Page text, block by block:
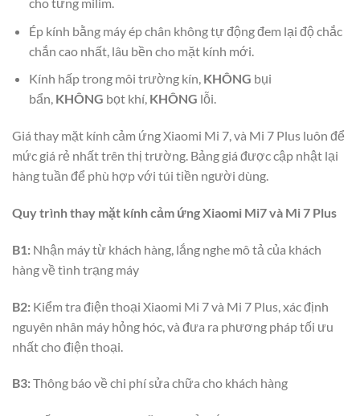
Ép kính bằng máy ép chân không tự động đem lại độ chắc
chắn cao nhất, lâu bền cho mặt kính mới.
Kính hấp trong môi trường kín, KHÔNG bụi
bẩn,KHÔNG bọt khí, KHÔNG lỗi.
Giá thay mặt kính cảm ứng Xiaomi Mi 7, và Mi 7 Plus luôn để
mức giá rẻ nhất trên thị trường. Bảng giá được cập nhật lại
hàng tuần để phù hợp với túi tiền người dùng.
Quy trình thay mặt kính cảm ứng Xiaomi Mi7 và Mi 7 Plus
B1: Nhận máy từ khách hàng, lắng nghe mô tả của khách
hàng về tình trạng máy
B2: Kiểm tra điện thoại Xiaomi Mi 7 và Mi 7 Plus, xác định
nguyên nhân máy hỏng hóc, và đưa ra phương pháp tối ưu
nhất cho điện thoại.
B3:Thông báo về chi phí sửa chữa cho khách hàng